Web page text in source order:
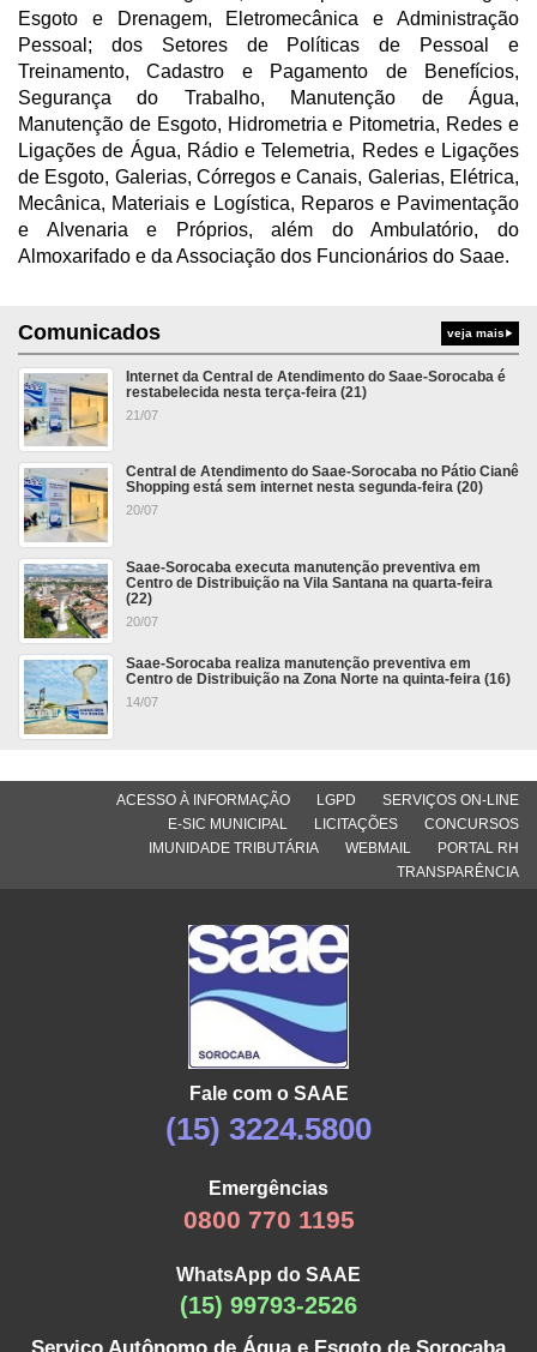
Esgoto e Drenagem, Eletromecânica e Administração
Pessoal; dos Setores de Políticas de Pessoal e
Treinamento, Cadastro e Pagamento de Benefícios,
Segurança do Trabalho, Manutenção de Água,
Manutenção de Esgoto, Hidrometria e Pitometria, Redes e
Ligações de Água, Rádio e Telemetria, Redes e Ligações
de Esgoto, Galerias, Córregos e Canais, Galerias, Elétrica,
Mecânica, Materiais e Logística, Reparos e Pavimentação
e Alvenaria e Próprios, além do Ambulatório, do
Almoxarifado e da Associação dos Funcionários do Saae.
Comunicados veja mais
Internet da Central de Atendimento do Saae-Sorocaba é
restabelecida nesta terça-feira (21)
21/07
Central de Atendimento do Saae-Sorocaba no Pátio Cianê
Shopping está sem internet nesta segunda-feira (20)
20/07
Saae-Sorocaba executa manutenção preventiva em
Centro de Distribuição na Vila Santana na quarta-feira
(22)
20/07
Saae-Sorocaba realiza manutenção preventiva em
Centro de Distribuição na Zona Norte na quinta-feira (16)
14/07
ACESSO À INFORMAÇÃO LGPD
SERVIÇOS ON-LINE
E-SIC MUNICIPAL
LICITAÇÕES
CONCURSOS
IMUNIDADE TRIBUTÁRIA
WEBMAIL
PORTAL RH
TRANSPARÊNCIA
Fale com o SAAE
(15) 3224.5800
Emergências
0800 770 1195
WhatsApp do SAAE
(15) 99793-2526
Serviço Autônomo de Água e Esgoto de Sorocaba